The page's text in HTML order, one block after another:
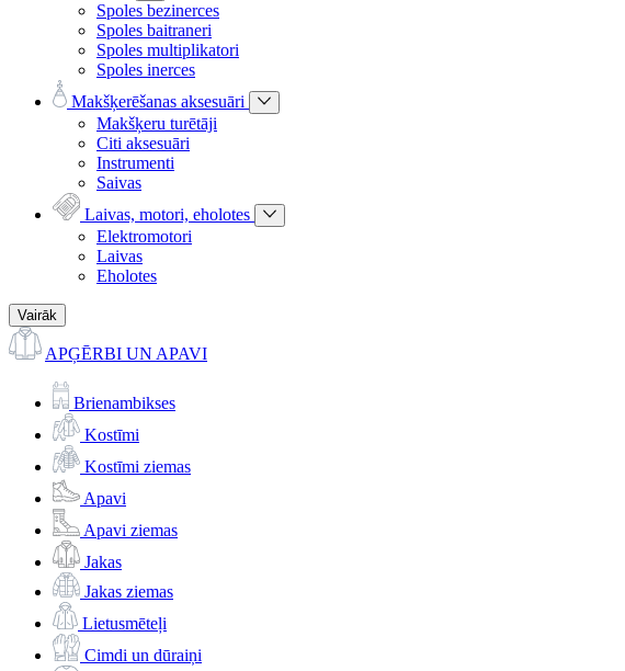
Spoles bezinerces
Spoles baitraneri
Spoles multiplikatori
Spoles inerces
Makšķerēšanas aksesuāri
Makšķeru turētāji
Citi aksesuāri
Instrumenti
Saivas
Laivas, motori, eholotes
Elektromotori
Laivas
Eholotes
Vairāk
APĢĒRBI UN APAVI
Brienambikses
Kostīmi
Kostīmi ziemas
Apavi
Apavi ziemas
Jakas
Jakas ziemas
Lietusmēteļi
Cimdi un dūraiņi